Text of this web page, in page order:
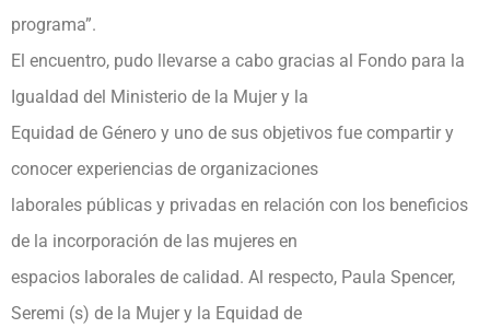
programa”.
El encuentro, pudo llevarse a cabo gracias al Fondo para la
Igualdad del Ministerio de la Mujer y la
Equidad de Género y uno de sus objetivos fue compartir y
conocer experiencias de organizaciones
laborales públicas y privadas en relación con los beneficios
de la incorporación de las mujeres en
espacios laborales de calidad. Al respecto, Paula Spencer,
Seremi (s) de la Mujer y la Equidad de